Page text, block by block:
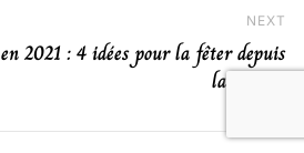
NEXT
2021 : 4 idées pour la fêter depuis
la maison